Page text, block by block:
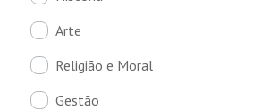
Arte
Religião e Moral
Gestão